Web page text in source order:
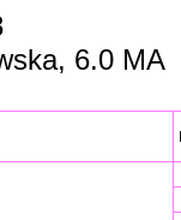
6.0 MA